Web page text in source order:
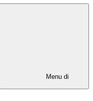
Menu di